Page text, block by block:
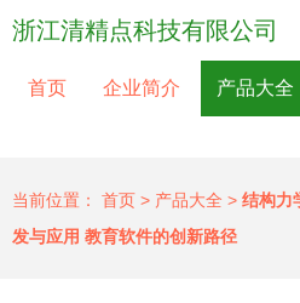
浙江清精点科技有限公司
首页 企业简介 产品大全
当前位置： 首页 > 产品大全 > 结构力
发与应用 教育软件的创新路径